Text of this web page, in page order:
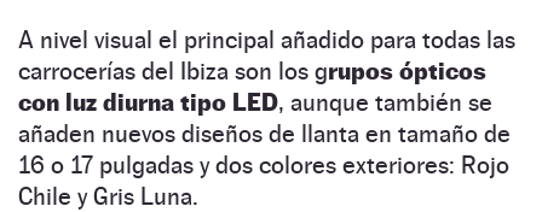
A nivel visual el principal añadido para todas las
carrocerías del Ibiza son los grupos ópticos
con luz diurna tipo LED, aunque también se
añaden nuevos diseños de llanta en tamaño de
16 o 17 pulgadas y dos colores exteriores: Rojo
Chile y Gris Luna.